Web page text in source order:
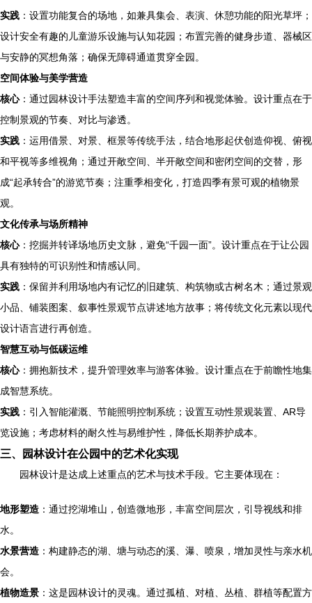
实践 ：设置功能复合的场地，如兼具集会、表演、休憩功能的阳光草坪；
设计安全有趣的儿童游乐设施与认知花园；布置完善的健身步道、器械区
与安静的冥想角落；确保无障碍通道贯穿全园。
空间体验与美学营造
核心：通过园林设计手法塑造丰富的空间序列和视觉体验。设计重点在于
控制景观的节奏、对比与渗透。
实践 ：运用借景、对景、框景等传统手法，结合地形起伏创造仰视、俯视
和平视等多维视角；通过开敞空间、半开敞空间和密闭空间的交替，形
成“起承转合”的游览节奏；注重季相变化，打造四季有景可观的植物景
观。
文化传承与场所精神
核心：挖掘并转译场地历史文脉，避免“千园一面”。设计重点在于让公园
具有独特的可识别性和情感认同。
实践 ：保留并利用场地内有记忆的旧建筑、构筑物或古树名木；通过景观
小品、铺装图案、叙事性景观节点讲述地方故事；将传统文化元素以现代
设计语言进行再创造。
智慧互动与低碳运维
核心：拥抱新技术，提升管理效率与游客体验。设计重点在于前瞻性地集
成智慧系统。
实践 ：引入智能灌溉、节能照明控制系统；设置互动性景观装置、AR导
览设施；考虑材料的耐久性与易维护性，降低长期养护成本。
三、园林设计在公园中的艺术化实现
园林设计是达成上述重点的艺术与技术手段。它主要体现在：
地形塑造 ：通过挖湖堆山，创造微地形，丰富空间层次，引导视线和排
水。
水景营造 ：构建静态的湖、塘与动态的溪、瀑、喷泉，增加灵性与亲水机
会。
植物造景 ：这是园林设计的灵魂。通过孤植、对植、丛植、群植等配置方